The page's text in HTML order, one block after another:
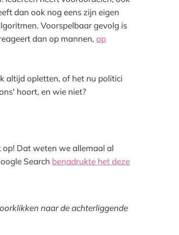
dan ook nog eens zijn eigen
Voorspelbaar gevolg is
dan op mannen, op
altijd opletten, of het nu politici
hoort, en wie niet?
op! Dat weten we allemaal al
Search benadrukte het deze
naar de achterliggende